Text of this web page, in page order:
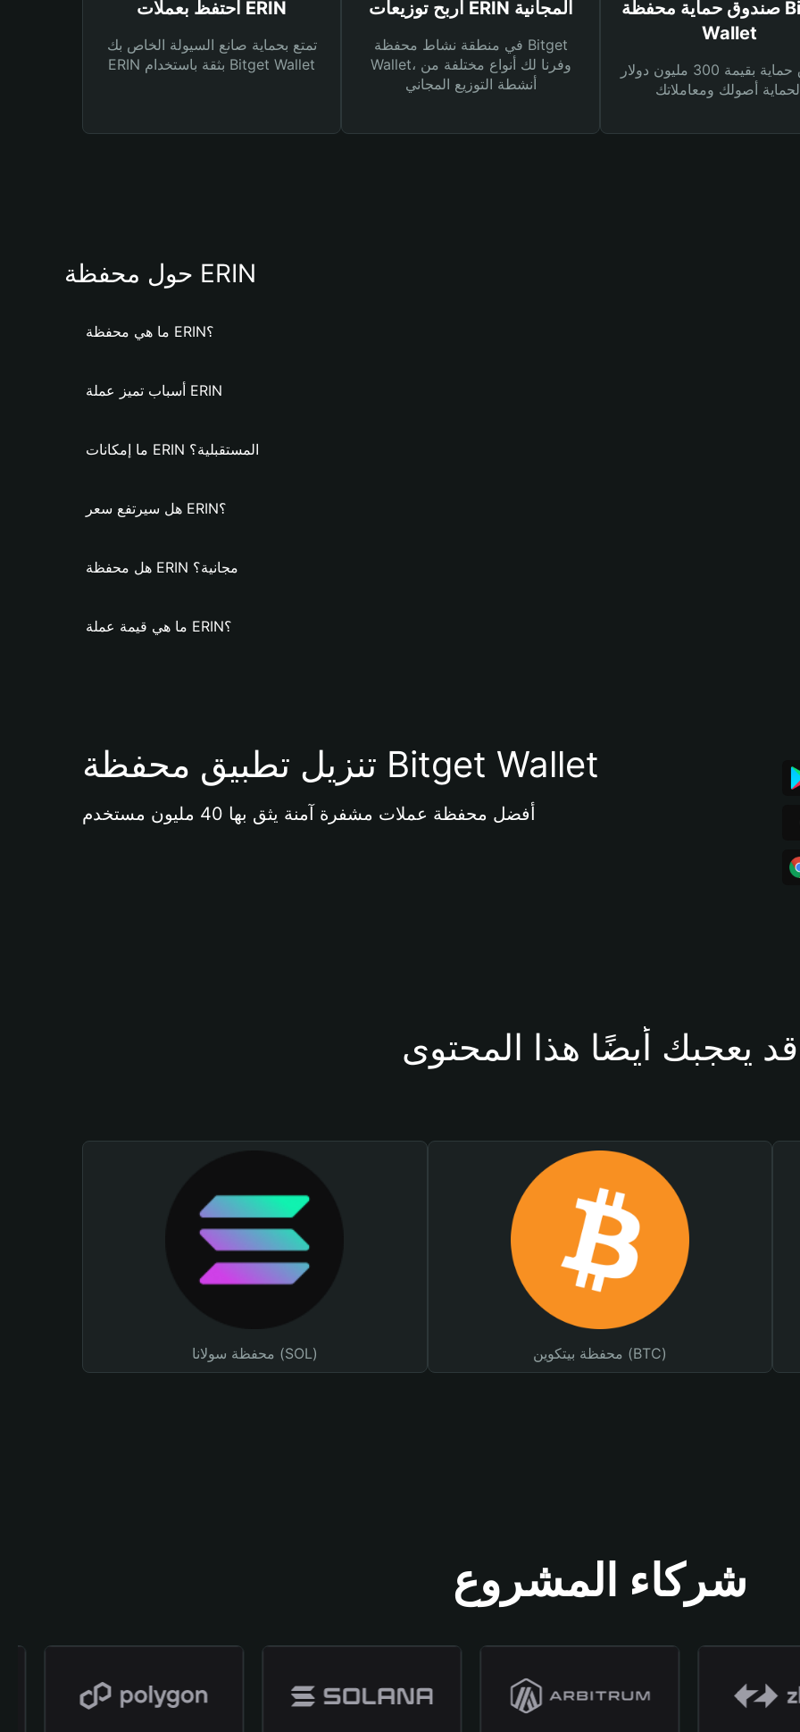
احتفظ بعملات ERIN
تمتع بحماية صانع السيولة الخاص بك
ERIN بثقة باستخدام Bitget Wallet
اربح توزيعات ERIN المجانية
في منطقة نشاط محفظة Bitget
Wallet، وفرنا لك أنواع مختلفة من
أنشطة التوزيع المجاني
صندوق حماية محفظة Bitget
Wallet
صندوق حماية بقيمة 300 مليون دولار
حول محفظة ERIN
ما هي محفظة ERIN؟
أسباب تميز عملة ERIN
ما إمكانات ERIN المستقبلية؟
هل سيرتفع سعر ERIN؟
هل محفظة ERIN مجانية؟
ما هي قيمة عملة ERIN؟
تنزيل تطبيق محفظة Bitget Wallet
أفضل محفظة عملات مشفرة آمنة يثق بها 40 مليون مستخدم
قد يعجبك أيضًا هذا المحتوى
محفظة سولانا (SOL) محفظة بيتكوين (BTC)
شركاء المشروع